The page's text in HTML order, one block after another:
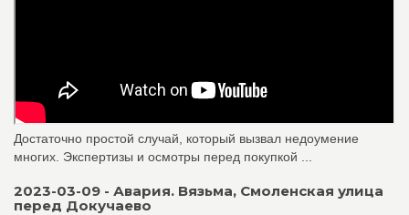
Достаточно простой случай, который вызвал недоумение
многих. Экспертизы и осмотры перед покупкой ...
2023-03-09 - Авария. Вязьма, Смоленская улица
перед Докучаево